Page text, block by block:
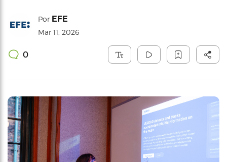
Por EFE
Mar 11, 2026
0